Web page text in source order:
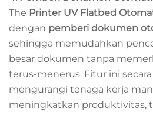
The Printer UV Flatbed
dengan pemberi dokumen
sehingga memudahkan
besar dokumen tanpa
terus-menerus. Fitur ini
mengurangi tenaga kerja
meningkatkan produktivitas,